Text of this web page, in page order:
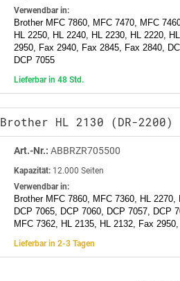
Verwendbar in:
Brother MFC 7860, MFC 7470, MFC
HL 2250, HL 2240, HL 2230, HL 2220,
2950, Fax 2940, Fax 2845, Fax 2840,
DCP 7055
Lieferbar in 48 Std.
HL 2130 (DR-2200)
Art.-Nr.: ABBRZR705500
Kapazität: 12.000 Seiten
Verwendbar in:
Brother MFC 7860, MFC 7360, HL
DCP 7065, DCP 7060, DCP 7057, DCP
MFC 7362, HL 2135, HL 2132, Fax
Lieferbar in 2-3 Tagen